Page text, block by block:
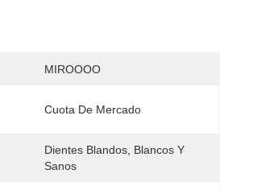
MIROOOO
Cuota De Mercado
Dientes Blandos, Blancos Y
Sanos